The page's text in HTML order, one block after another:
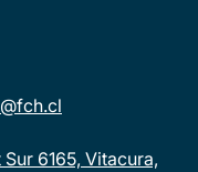
6165, Vitacura,